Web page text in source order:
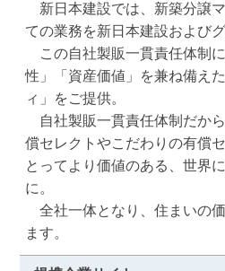
新日本建設では、新築分譲
ての業務を新日本建設および
この自社製販一貫責任体制
性」「資産価値」を兼ね備え
ィ」をご提供。
自社製販一貫責任体制だか
償セレクトやこだわりの有償
とってより価値のある、世界
に。
全社一体となり、住まいの
ます。